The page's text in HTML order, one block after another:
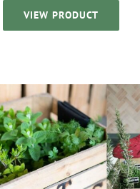
VIEW PRODUCT